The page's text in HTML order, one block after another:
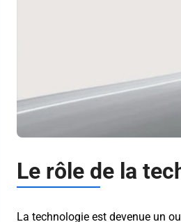
Le rôle de la
La technologie est devenue un